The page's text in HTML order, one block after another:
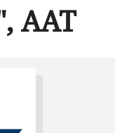
ААТ